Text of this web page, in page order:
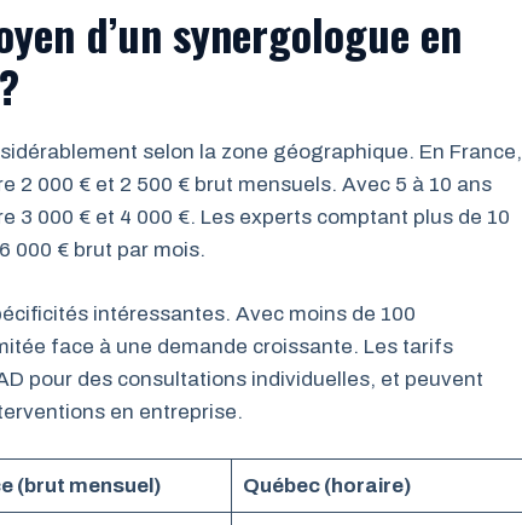
d’un synergologue en
selon la zone géographique. En France,
2 000 € et 2 500 € brut mensuels. Avec 5 à 10 ans
3 000 € et 4 000 €. Les experts comptant plus de 10
000 € brut par mois.
intéressantes. Avec moins de 100
face à une demande croissante. Les tarifs
pour des consultations individuelles, et peuvent
en entreprise.
(brut mensuel) Québec (horaire)